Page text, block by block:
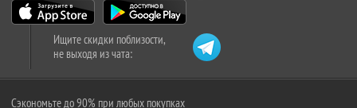
Ищите скидки поблизости,
не выходя из чата:
Сэкономьте до 90% при любых покупках